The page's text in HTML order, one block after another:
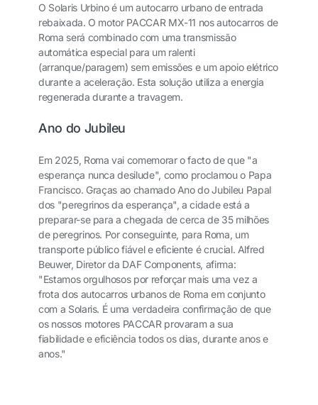
O Solaris Urbino é um autocarro urbano de entrada
rebaixada. O motor PACCAR MX-11 nos autocarros de
Roma será combinado com uma transmissão
automática especial para um ralenti
(arranque/paragem) sem emissões e um apoio elétrico
durante a aceleração. Esta solução utiliza a energia
regenerada durante a travagem.
Ano do Jubileu
Em 2025, Roma vai comemorar o facto de que "a
esperança nunca desilude", como proclamou o Papa
Francisco. Graças ao chamado Ano do Jubileu Papal
dos "peregrinos da esperança", a cidade está a
preparar-se para a chegada de cerca de 35 milhões
de peregrinos. Por conseguinte, para Roma, um
transporte público fiável e eficiente é crucial. Alfred
Beuwer, Diretor da DAF Components, afirma:
"Estamos orgulhosos por reforçar mais uma vez a
frota dos autocarros urbanos de Roma em conjunto
com a Solaris. É uma verdadeira confirmação de que
os nossos motores PACCAR provaram a sua
fiabilidade e eficiência todos os dias, durante anos e
anos."